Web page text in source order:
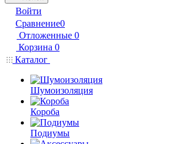
Войти
Сравнение0
Отложенные 0
Корзина 0
Каталог
Шумоизоляция
Короба
Подиумы